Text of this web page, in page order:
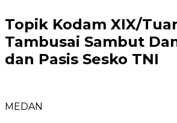
Topik Kodam XIX/
Tambusai Sambut
dan Pasis Sesko TNI
MEDAN